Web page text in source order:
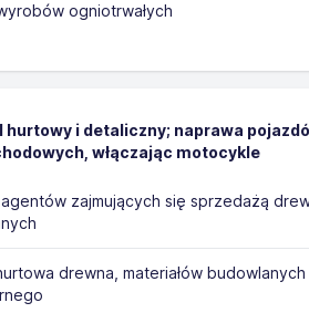
ogniotrwałych
hurtowy i detaliczny; naprawa
włączając motocykle
agentów zajmujących się sprzedażą
drewna, materiałów budowlanych